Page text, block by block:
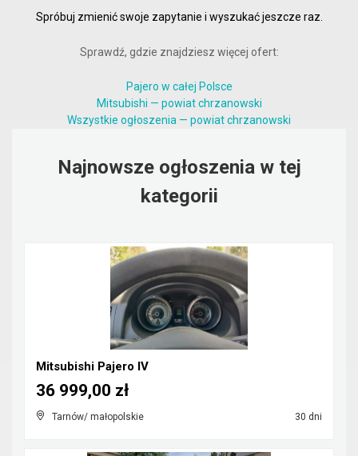
Spróbuj zmienić swoje zapytanie i wyszukać jeszcze raz.
Sprawdź, gdzie znajdziesz więcej ofert:
Pajero w całej Polsce
Mitsubishi — powiat chrzanowski
Wszystkie ogłoszenia — powiat chrzanowski
Najnowsze ogłoszenia w tej
kategorii
Mitsubishi Pajero IV
Tarnów/ małopolskie 30 dni
36 999,00 zł